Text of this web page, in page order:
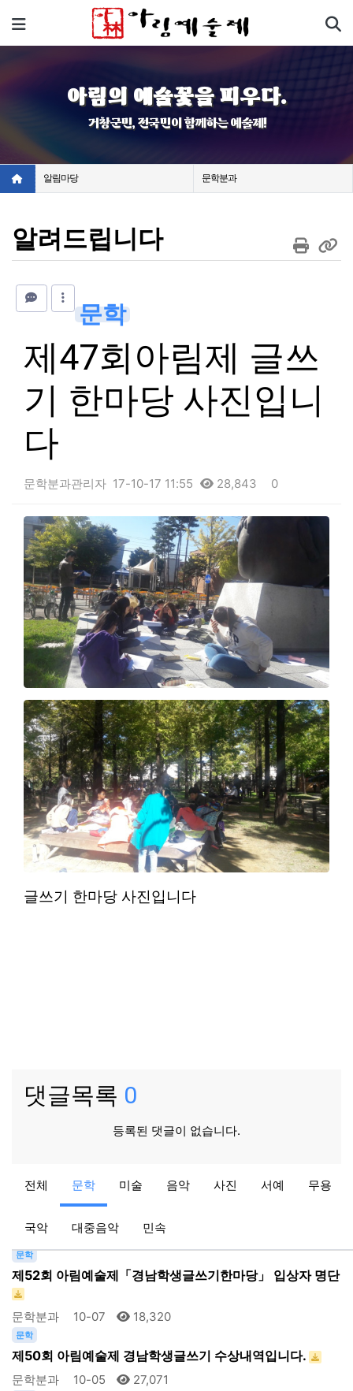
메뉴
아림의 예술꽃을 피우다.
거창군민, 전국민이 함께하는 예술제!
알림마당 문학분과
알려드립니다
문학
제47회아림제 글쓰
기 한마당 사진입니
다
문학분과관리자 17-10-17 11:55 28,843 0
본문
글쓰기 한마당 사진입니다
댓글목록 0
등록된 댓글이 없습니다.
전체 문학 미술 음악 사진 서예 무용
국악 대중음악 민속
제53회 아림예술제「경남학생글쓰기한마당」 입상자 명단
문학분과 09-29 16,012
문학
제52회 아림예술제「경남학생글쓰기한마당」 입상자 명단
문학분과 10-07 18,320
문학
제50회 아림예술제 경남학생글쓰기 수상내역입니다.
문학분과 10-05 27,071